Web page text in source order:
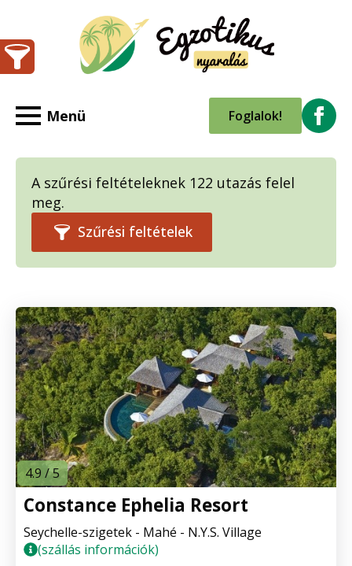
Foglalok!
A szűrési feltételeknek 122 utazás felel
meg.
Szűrési feltételek
4.9 / 5
Constance Ephelia Resort
Seychelle-szigetek - Mahé - N.Y.S. Village
(szállás információk)